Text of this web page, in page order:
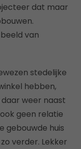
dat maar
van
stedelijke
hebben,
weer naast
geen relatie
gebouwde huis
verder. Lekker